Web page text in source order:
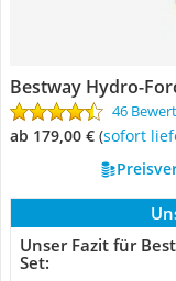
Bestway Hydro-
46
ab 179,00 € ( Sofort
Unser Fazit für
Set: